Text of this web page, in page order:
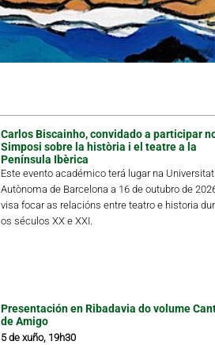
Carlos Biscainho, convidado a participar
Simposi sobre la història i el teatre a la
Península Ibèrica
Este evento académico terá lugar na Universitat
Autònoma de Barcelona a 16 de outubro de
visa focar as relacións entre teatro e historia
os séculos XX e XXI.
Presentación en Ribadavia do volume
de Amigo
5 de xuño, 19h30